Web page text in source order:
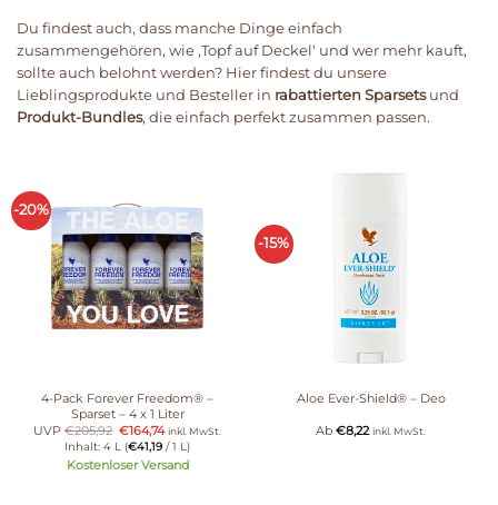
Du findest auch, dass manche Dinge einfach
zusammengehören, wie ‚Topf auf Deckel‘ und wer mehr kauft,
sollte auch belohnt werden? Hier findest du unsere
Lieblingsprodukte und Besteller in rabattierten Sparsetsund
Produkt-Bundles, die einfach perfekt zusammen passen.
-20%
4-Pack Forever Freedom® –
Sparset – 4 x 1 Liter
UVP €205,92 €164,74 inkl. MwSt.
Inhalt: 4 L (€41,19 / 1 L)
Kostenloser Versand
-15%
Aloe Ever-Shield® – Deo
Ab €8,22 inkl. MwSt.